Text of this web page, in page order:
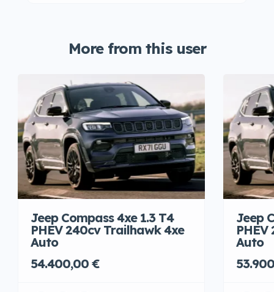
More from this user
Jeep Compass 4xe 1.3 T4
PHEV 240cv Trailhawk 4xe
Auto
54.400,00 €
Jeep
Auto